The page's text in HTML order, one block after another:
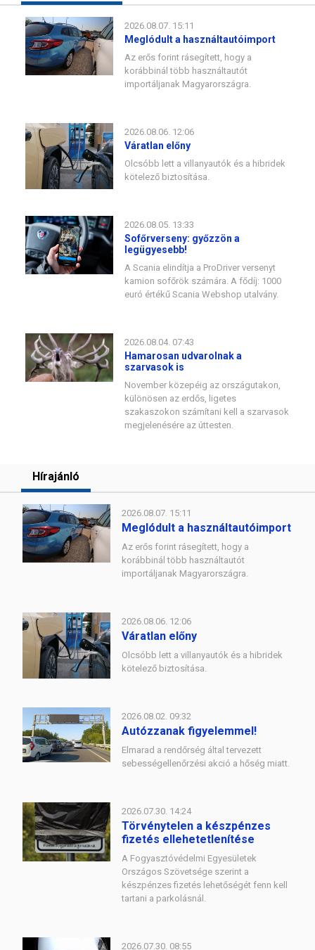
2026.08.07. 15:11
Meglódult a használtautóimport
Az erős forint rásegített, hogy a
korábbinál több használtautót
importáljanak Magyarországra.
2026.08.06. 12:06
Váratlan előny
Olcsóbb lett a villanyautók és a hibridek
kötelező biztosítása.
2026.08.05. 13:33
Sofőrverseny: győzzön a
legügyesebb!
A Scania elindítja a ProDriver versenyt
kamion sofőrök számára. A fődíj: 1000
euró értékű Scania Webshop utalvány.
2026.08.04. 07:43
Hamarosan udvarolnak a
szarvasok is
November közepéig az országutakon,
különösen az erdős, ligetes
szakaszokon számítani kell a szarvasok
megjelenésére az úttesten.
Hírajánló
2026.08.07. 15:11
Meglódult a használtautóimport
Az erős forint rásegített, hogy a
korábbinál több használtautót
importáljanak Magyarországra.
2026.08.06. 12:06
Váratlan előny
Olcsóbb lett a villanyautók és a hibridek
kötelező biztosítása.
2026.08.02. 09:32
Autózzanak figyelemmel!
Elmarad a rendőrség által tervezett
sebességellenőrzési akció a hőség miatt.
2026.07.30. 14:24
Törvénytelen a készpénzes
fizetés ellehetetlenítése
A Fogyasztóvédelmi Egyesületek
Országos Szövetsége szerint a
készpénzes fizetés lehetőségét fenn kell
tartani a parkolásnál.
2026.07.30. 08:55